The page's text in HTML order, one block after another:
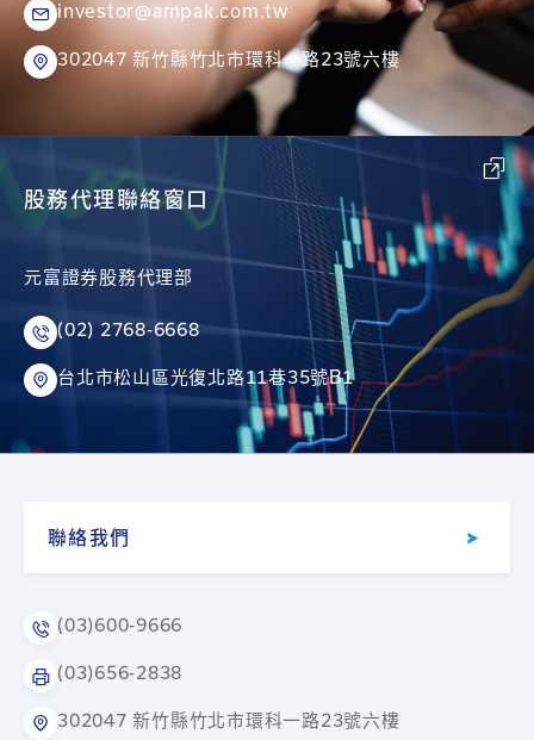
investor@ampak.com.tw
302047 新竹縣竹北市環科一路23號六樓
股務代理聯絡窗口
元富證券股務代理部
(02) 2768-6668
台北市松山區光復北路11巷35號B1
聯絡我們
(03)600-9666
(03)656-2838
302047 新竹縣竹北市環科一路23號六樓